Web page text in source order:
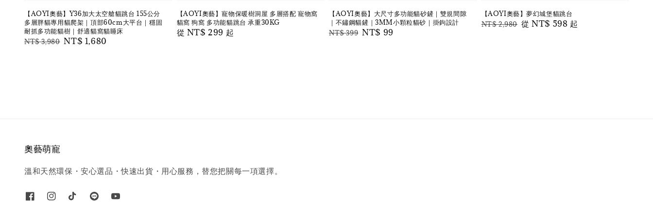
【AOYI奧藝】Y36加大太空艙貓跳台 155公分
多層胖貓專用貓爬架｜頂部60cm大平台｜穩固
耐抓多功能貓樹｜舒適貓窩貓睡床
Regular
NT$ 3,980 Sale
NT$ 1,680
【AOYI奧藝】寵物保暖樹洞屋 多層搭配 寵物窩
貓窩 狗窩 多功能貓跳台 承重30KG
Regular
從 NT$ 299 起
【AOYI奧藝】大尺寸多功能貓砂鏟｜雙規間隙
｜不鏽鋼貓鏟｜3MM小顆粒貓砂｜掛鉤設計
Regular
NT$ 399 Sale
NT$ 99
【AOYI奧藝】夢幻城堡貓跳台
Regular
NT$ 2,980 Sale
從NT$ 598 起
奧藝萌寵
溫和天然環保・安心選品・快速出貨・用心服務，替您把關每一項選擇。